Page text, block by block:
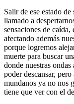
Salir de ese estado
llamado a
sensaciones de
afectando además
porque logremos
muerte para buscar
donde nuestras ondas
poder descansar,
mundanos ya no nos